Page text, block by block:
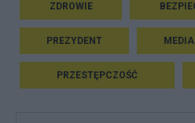
ZDROWIE
PREZYDENT MEDIA
PRZESTĘPCZOŚĆ